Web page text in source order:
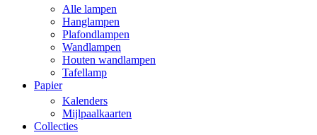
Alle lampen
Hanglampen
Plafondlampen
Wandlampen
Houten wandlampen
Tafellamp
Papier
Kalenders
Mijlpaalkaarten
Collecties